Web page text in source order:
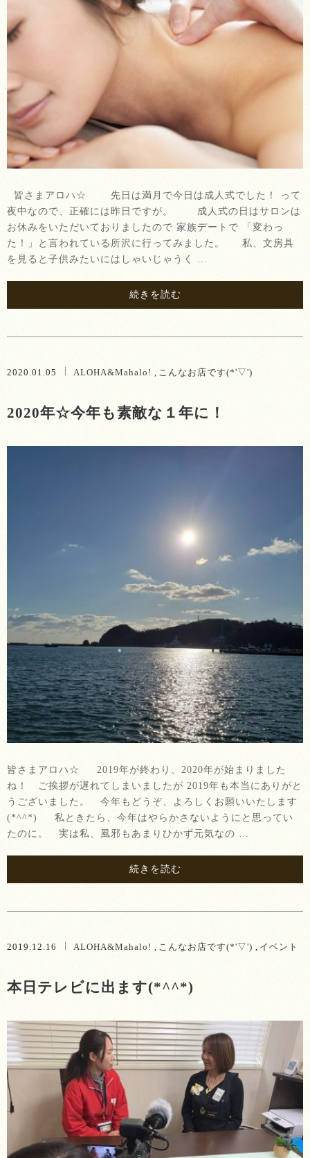
皆さまアロハ☆ 先日は満月で今日は成人式でした！ って
夜中なので、正確には昨日ですが。 成人式の日はサロンは
お休みをいただいておりましたので 家族デートで 「変わっ
た！」と言われている所沢に行ってみました。 私、文房具
を見ると子供みたいにはしゃいじゃうく …
続きを読む
2020.01.05 ALOHA&Mahalo! こんなお店です(*'▽')
2020年☆今年も素敵な１年に！
皆さまアロハ☆ 2019年が終わり、2020年が始まりました
ね！ ご挨拶が遅れてしまいましたが 2019年も本当にありがと
うございました。 今年もどうぞ、よろしくお願いいたします
(*^^*) 私ときたら、今年はやらかさないようにと思ってい
たのに。 実は私、風邪もあまりひかず元気なの …
続きを読む
2019.12.16 ALOHA&Mahalo! こんなお店です(*'▽') イベント
本日テレビに出ます(*^^*)